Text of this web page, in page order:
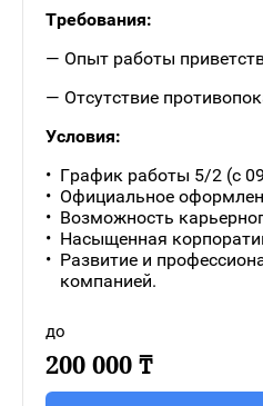
Требования:
— Опыт работы
— Отсутствие
Условия:
График работы 5/2 (с
Официальное
Возможность
Насыщенная
Развитие и
компанией.
до
200 000 ₸